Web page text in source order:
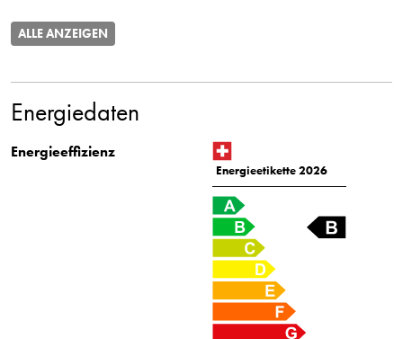
ALLE ANZEIGEN
Energiedaten
Energieeffizienz
Energieetikette 2026